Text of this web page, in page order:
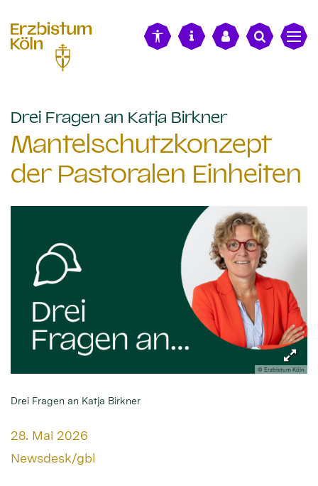
Drei Fragen an Katja Birkner:
Mantelschutzkonzept
der Pastoralen Einheiten
© Erzbistum Köln
Drei Fragen an Katja Birkner
Datum:
28. Mai 2026
Von:
Newsdesk/gbl